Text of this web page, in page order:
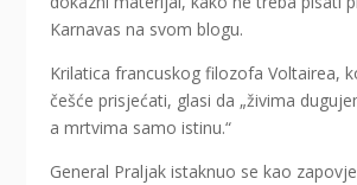
Karnavas na svom blogu.
Krilatica francuskog filozofa Voltairea,
češće prisjećati, glasi da „živima
a mrtvima samo istinu.“
General Praljak istaknuo se kao